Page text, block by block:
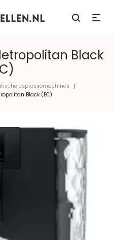
Black
espressomachines /
Black (EC)